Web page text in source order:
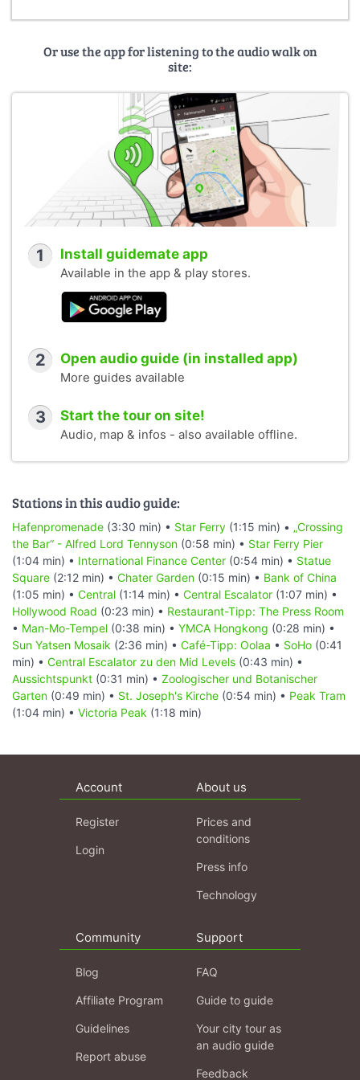
Or use the app for listening to the audio walk on
site:
1 Install guidemate app
Available in the app & play stores.
2 Open audio guide (in installed app)
More guides available
3 Start the tour on site!
Audio, map & infos - also available offline.
Stations in this audio guide:
Hafenpromenade (3:30 min) • Star Ferry (1:15 min) • „Crossing
the Bar“ - Alfred Lord Tennyson (0:58 min) • Star Ferry Pier
(1:04 min) • International Finance Center (0:54 min) • Statue
Square (2:12 min) • Chater Garden (0:15 min) • Bank of China
(1:05 min) • Central (1:14 min) • Central Escalator (1:07 min) •
Hollywood Road (0:23 min) • Restaurant-Tipp: The Press Room
• Man-Mo-Tempel (0:38 min) • YMCA Hongkong (0:28 min) •
Sun Yatsen Mosaik (2:36 min) • Café-Tipp: Oolaa • SoHo (0:41
min) • Central Escalator zu den Mid Levels (0:43 min) •
Aussichtspunkt (0:31 min) • Zoologischer und Botanischer
Garten (0:49 min) • St. Joseph's Kirche (0:54 min) • Peak Tram
(1:04 min) • Victoria Peak (1:18 min)
Account
Register
Login
About us
Prices and
conditions
Press info
Technology
Community
Blog
Affiliate Program
Guidelines
Report abuse
Support
FAQ
Guide to guide
Your city tour as
an audio guide
Feedback